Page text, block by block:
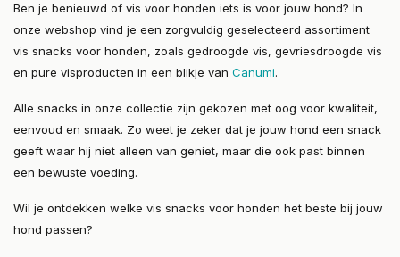
Ben je benieuwd of vis voor honden iets is voor jouw hond? In
onze webshop vind je een zorgvuldig geselecteerd assortiment
vis snacks voor honden, zoals gedroogde vis, gevriesdroogde vis
en pure visproducten in een blikje van Canumi.
Alle snacks in onze collectie zijn gekozen met oog voor kwaliteit,
eenvoud en smaak. Zo weet je zeker dat je jouw hond een snack
geeft waar hij niet alleen van geniet, maar die ook past binnen
een bewuste voeding.
Wil je ontdekken welke vis snacks voor honden het beste bij jouw
hond passen?